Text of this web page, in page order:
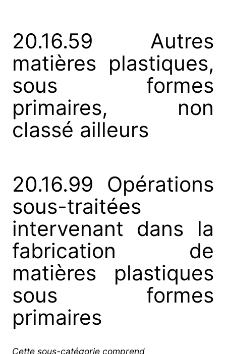
20.16.59 Autres
matières plastiques,
sous formes
primaires, non
classé ailleurs
20.16.99 Opérations
sous-traitées
intervenant dans la
fabrication de
matières plastiques
sous formes
primaires
Cette sous-catégorie comprend